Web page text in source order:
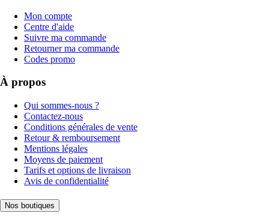
Mon compte
Centre d'aide
Suivre ma commande
Retourner ma commande
Codes promo
À propos
Qui sommes-nous ?
Contactez-nous
Conditions générales de vente
Retour & remboursement
Mentions légales
Moyens de paiement
Tarifs et options de livraison
Avis de confidentialité
Nos boutiques